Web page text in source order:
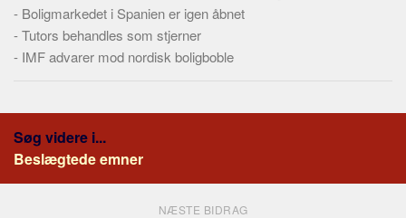
- Boligmarkedet i Spanien er igen åbnet
-Tutors behandles som stjerner
- IMF advarer mod nordisk boligboble
Søg videre i...
Beslægtede emner
NÆSTE BIDRAG